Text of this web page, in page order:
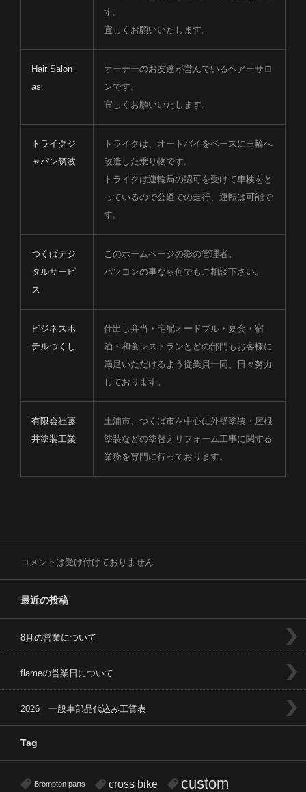
す。
宜しくお願いいたします。
Hair Salon
as.
オーナーのお友達が営んでいるヘアーサロ
ンです。
宜しくお願いいたします。
トライクジ
ャパン筑波
トライクは、オートバイをベースに三輪へ
改造した乗り物です。
トライクは運輸局の認可を受けて車検をと
っているので公道での走行、運転は可能で
す。
つくばデジ
タルサービ
ス
このホームページの影の管理者。
パソコンの事なら何でもご相談下さい。
ビジネスホ
テルつくし
仕出し弁当・宅配オードブル・宴会・宿
泊・和食レストランとどの部門もお客様に
満足いただけるよう従業員一同、日々努力
しております。
有限会社藤
井塗装工業
土浦市、つくば市を中心に外壁塗装・屋根
塗装などの塗替えリフォーム工事に関する
業務を専門に行っております。
コメントは受け付けておりません
最近の投稿
8月の営業について
flameの営業日について
2026 一般車部品代込み工賃表
Tag
Brompton parts cross bike custom